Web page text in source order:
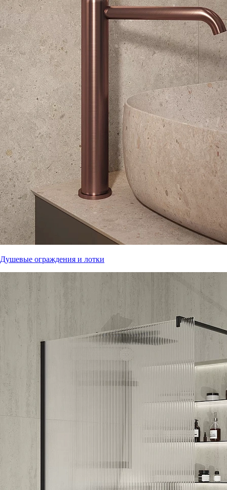
Душевые ограждения и лотки